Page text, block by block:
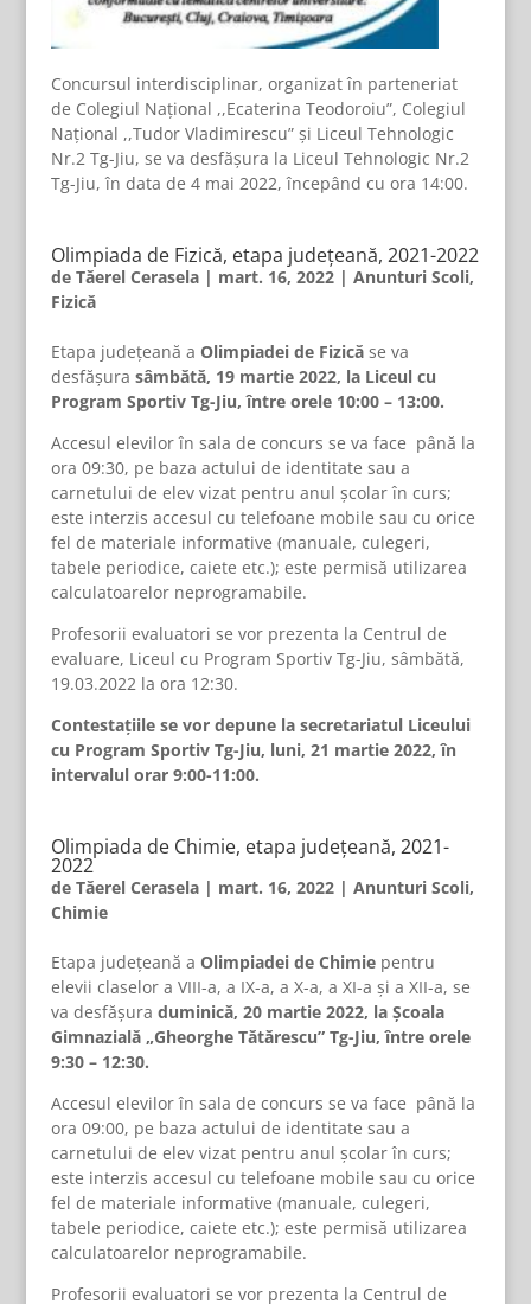
Concursul interdisciplinar, organizat în parteneriat
de Colegiul Național ,,Ecaterina Teodoroiu”, Colegiul
Național ,,Tudor Vladimirescu” și Liceul Tehnologic
Nr.2 Tg-Jiu, se va desfășura la Liceul Tehnologic Nr.2
Tg-Jiu, în data de 4 mai 2022, începând cu ora 14:00.
Olimpiada de Fizică, etapa județeană, 2021-2022
de Tăerel Cerasela| mart. 16, 2022| Anunturi Scoli,
Fizică
Etapa judeţeană a Olimpiadei de Fizicăse va
desfășura sâmbătă, 19 martie 2022, la Liceul cu
Program Sportiv Tg-Jiu, între orele 10:00 – 13:00.
Accesul elevilor în sala de concurs se va face până la
ora 09:30, pe baza actului de identitate sau a
carnetului de elev vizat pentru anul școlar în curs;
este interzis accesul cu telefoane mobile sau cu orice
fel de materiale informative (manuale, culegeri,
tabele periodice, caiete etc.); este permisă utilizarea
calculatoarelor neprogramabile.
Profesorii evaluatori se vor prezenta la Centrul de
evaluare, Liceul cu Program Sportiv Tg-Jiu, sâmbătă,
19.03.2022 la ora 12:30.
Contestațiile se vor depune la secretariatul Liceului
cu Program Sportiv Tg-Jiu, luni, 21 martie 2022, în
intervalul orar 9:00-11:00.
Olimpiada de Chimie, etapa județeană, 2021-
2022
de Tăerel Cerasela| mart. 16, 2022| Anunturi Scoli,
Chimie
Etapa judeţeană a Olimpiadei de Chimiepentru
elevii claselor a VIII-a, a IX-a, a X-a, a XI-a și a XII-a, se
va desfășura duminică, 20 martie 2022, la Școala
Gimnazială „Gheorghe Tătărescu” Tg-Jiu, între orele
9:30 – 12:30.
Accesul elevilor în sala de concurs se va face până la
ora 09:00, pe baza actului de identitate sau a
carnetului de elev vizat pentru anul școlar în curs;
este interzis accesul cu telefoane mobile sau cu orice
fel de materiale informative (manuale, culegeri,
tabele periodice, caiete etc.); este permisă utilizarea
calculatoarelor neprogramabile.
Profesorii evaluatori se vor prezenta la Centrul de